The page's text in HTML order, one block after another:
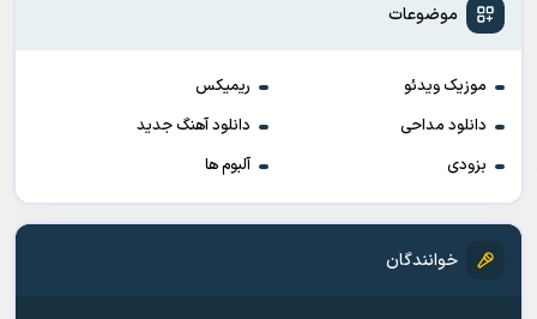
موضوعات
موزیک ویدئو
ریمیکس
دانلود مداحی
دانلود آهنگ جدید
بزودی
آلبوم ها
خوانندگان